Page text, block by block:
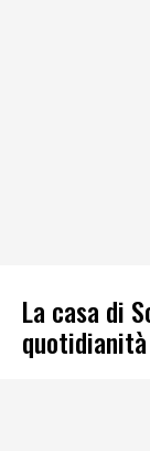
La casa di
quotidianità